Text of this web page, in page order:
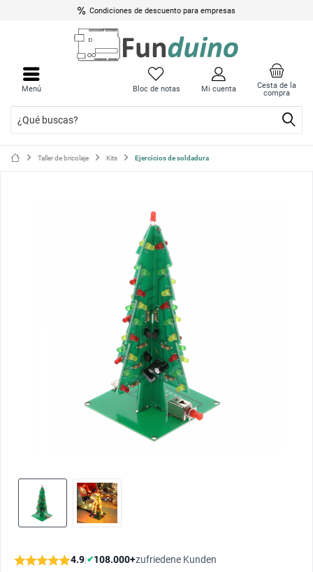
Condiciones de descuento para empresas
Cesta de la
compra
Bloc de notas Mi cuenta
Menú
Taller de bricolaje Kits Ejercicios de soldadura
4.9|✔108.000+zufriedene Kunden